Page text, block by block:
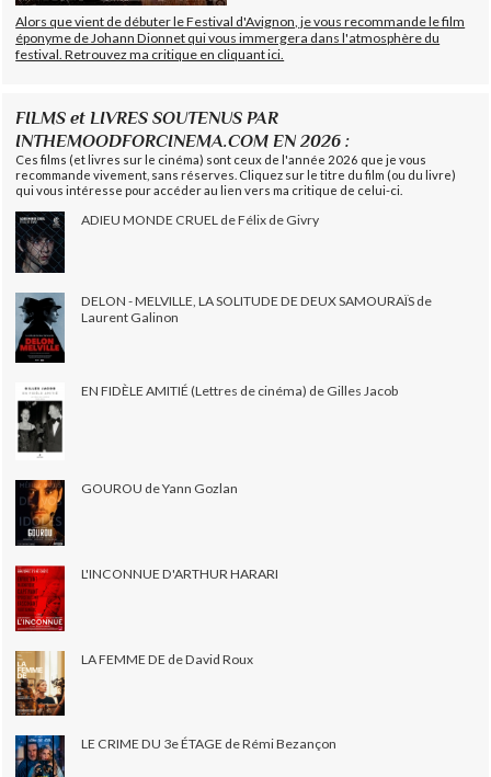
Alors que vient de débuter le Festival d'Avignon, je vous recommande le film
éponyme de Johann Dionnet qui vous immergera dans l'atmosphère du
festival. Retrouvez ma critique en cliquant ici.
FILMS et LIVRES SOUTENUS PAR
INTHEMOODFORCINEMA.COM EN 2026 :
Ces films (et livres sur le cinéma) sont ceux de l'année 2026 que je vous
recommande vivement, sans réserves. Cliquez sur le titre du film (ou du livre)
qui vous intéresse pour accéder au lien vers ma critique de celui-ci.
ADIEU MONDE CRUEL de Félix de Givry
DELON - MELVILLE, LA SOLITUDE DE DEUX SAMOURAÏS de
Laurent Galinon
EN FIDÈLE AMITIÉ (Lettres de cinéma) de Gilles Jacob
GOUROU de Yann Gozlan
L'INCONNUE D'ARTHUR HARARI
LA FEMME DE de David Roux
LE CRIME DU 3e ÉTAGE de Rémi Bezançon